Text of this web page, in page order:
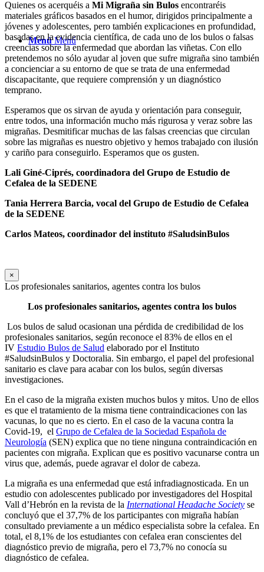
Menú Menú
Quienes os acerquéis a Mi Migraña sin Bulos encontraréis
materiales gráficos basados en el humor, dirigidos principalmente a
jóvenes y adolescentes, pero también explicaciones en profundidad,
basadas en la evidencia científica, de cada uno de los bulos o falsas
creencias sobre la enfermedad que abordan las viñetas. Con ello
pretendemos no sólo ayudar al joven que sufre migraña sino también
a concienciar a su entorno de que se trata de una enfermedad
discapacitante, que requiere comprensión y un diagnóstico
temprano.
Esperamos que os sirvan de ayuda y orientación para conseguir,
entre todos, una información mucho más rigurosa y veraz sobre las
migrañas. Desmitificar muchas de las falsas creencias que circulan
sobre las migrañas es nuestro objetivo y hemos trabajado con ilusión
y cariño para conseguirlo. Esperamos que os gusten.
Lali Giné-Ciprés, coordinadora del Grupo de Estudio de
Cefalea de la SEDENE
Tania Herrera Barcia, vocal del Grupo de Estudio de Cefalea
de la SEDENE
Carlos Mateos, coordinador del instituto #SaludsinBulos
×
Los profesionales sanitarios, agentes contra los bulos
Los profesionales sanitarios, agentes contra los bulos
Los bulos de salud ocasionan una pérdida de credibilidad de los
profesionales sanitarios, según reconoce el 83% de ellos en el
IV Estudio Bulos de Salud elaborado por el Instituto
#SaludsinBulos y Doctoralia. Sin embargo, el papel del profesional
sanitario es clave para acabar con los bulos, según diversas
investigaciones.
En el caso de la migraña existen muchos bulos y mitos. Uno de ellos
es que el tratamiento de la misma tiene contraindicaciones con las
vacunas, lo que no es cierto. En el caso de la vacuna contra la
Covid-19, el Grupo de Cefalea de la Sociedad Española de
Neurología (SEN) explica que no tiene ninguna contraindicación en
pacientes con migraña. Explican que es positivo vacunarse contra un
virus que, además, puede agravar el dolor de cabeza.
La migraña es una enfermedad que está infradiagnosticada. En un
estudio con adolescentes publicado por investigadores del Hospital
Vall d’Hebrón en la revista de la International Headache Society se
concluyó que el 37,7% de los participantes con migraña habían
consultado previamente a un médico especialista sobre la cefalea. En
total, el 8,1% de los estudiantes con cefalea eran conscientes del
diagnóstico previo de migraña, pero el 73,7% no conocía su
diagnóstico de cefalea.